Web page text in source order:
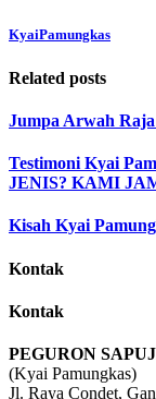
KyaiPamungkas
Related posts
Jumpa Arwah
Testimoni Kyai
JENIS? KAMI
Kisah Kyai
Kontak
Kontak
PEGURON
(Kyai Pamungkas)
Jl. Raya Condet,